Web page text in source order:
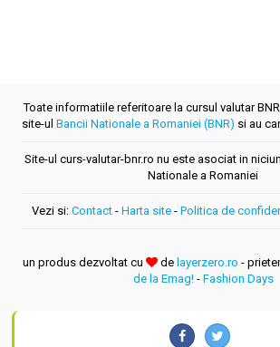
Toate informatiile referitoare la cursul valutar
site-ul Bancii Nationale a Romaniei (BNR) si au
Site-ul curs-valutar-bnr.ro nu este asociat in
Nationale a Romaniei
Vezi si: Contact - Harta site - Politica de
un produs dezvoltat cu de layerzero.ro -
de la Emag!- Fashion Days